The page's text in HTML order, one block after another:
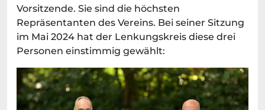
Vorsitzende. Sie sind die höchsten
Repräsentanten des Vereins. Bei seiner Sitzung
im Mai 2024 hat der Lenkungskreis diese drei
Personen einstimmig gewählt: